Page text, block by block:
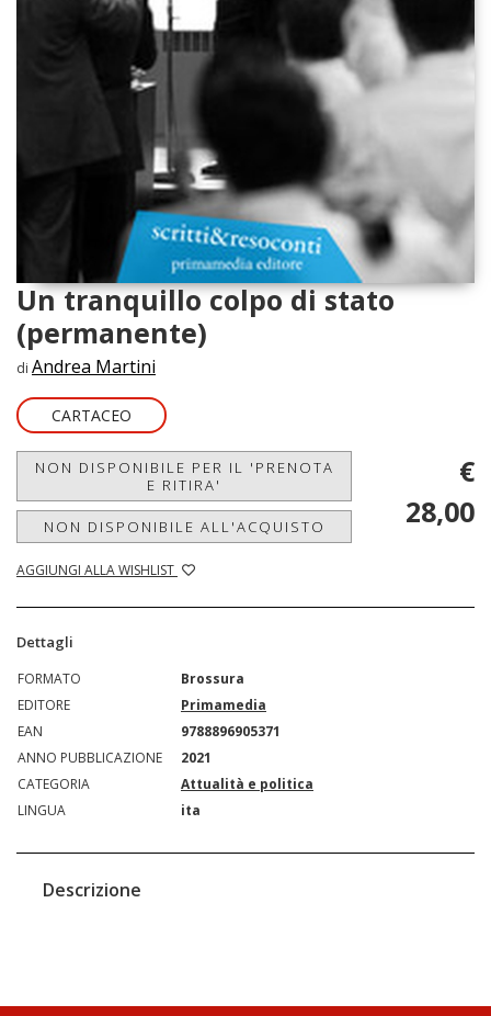
Un tranquillo colpo di stato
(permanente)
di Andrea Martini
CARTACEO
NON DISPONIBILE PER IL 'PRENOTA
E RITIRA'
NON DISPONIBILE ALL'ACQUISTO
AGGIUNGI ALLA WISHLIST
€
28,00
Dettagli
FORMATO
Brossura
EDITORE
Primamedia
EAN
9788896905371
ANNO PUBBLICAZIONE
2021
CATEGORIA
Attualità e politica
LINGUA
ita
Descrizione